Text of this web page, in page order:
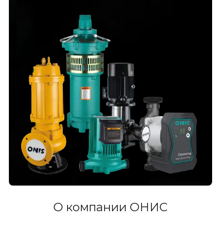
О компании ОНИС